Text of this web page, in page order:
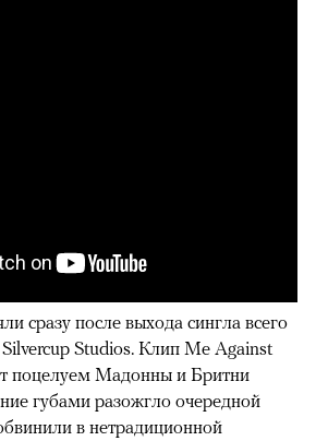
сразу после выхода сингла всего
Silvercup Studios. Клип Me Against
поцелуем Мадонны и Бритни
губами разожгло очередной
в нетрадиционной